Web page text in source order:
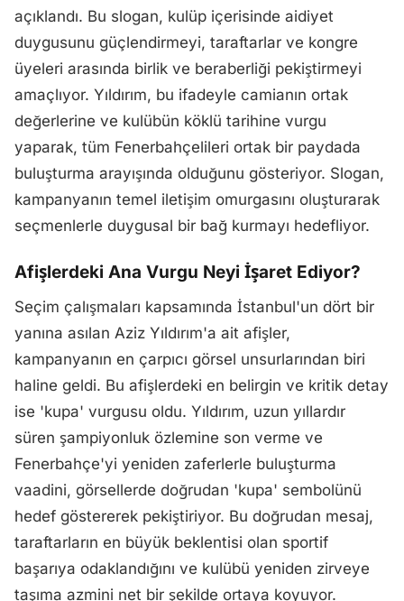
açıklandı. Bu slogan, kulüp içerisinde aidiyet
duygusunu güçlendirmeyi, taraftarlar ve kongre
üyeleri arasında birlik ve beraberliği pekiştirmeyi
amaçlıyor. Yıldırım, bu ifadeyle camianın ortak
değerlerine ve kulübün köklü tarihine vurgu
yaparak, tüm Fenerbahçelileri ortak bir paydada
buluşturma arayışında olduğunu gösteriyor. Slogan,
kampanyanın temel iletişim omurgasını oluşturarak
seçmenlerle duygusal bir bağ kurmayı hedefliyor.
Afişlerdeki Ana Vurgu Neyi İşaret Ediyor?
Seçim çalışmaları kapsamında İstanbul'un dört bir
yanına asılan Aziz Yıldırım'a ait afişler,
kampanyanın en çarpıcı görsel unsurlarından biri
haline geldi. Bu afişlerdeki en belirgin ve kritik detay
ise 'kupa' vurgusu oldu. Yıldırım, uzun yıllardır
süren şampiyonluk özlemine son verme ve
Fenerbahçe'yi yeniden zaferlerle buluşturma
vaadini, görsellerde doğrudan 'kupa' sembolünü
hedef göstererek pekiştiriyor. Bu doğrudan mesaj,
taraftarların en büyük beklentisi olan sportif
başarıya odaklandığını ve kulübü yeniden zirveye
taşıma azmini net bir şekilde ortaya koyuyor.